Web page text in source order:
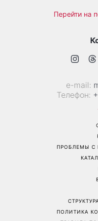
Перейти на
е-mail:
Телефон:
ПРОБЛЕМЫ С
ПОЛИТИКА